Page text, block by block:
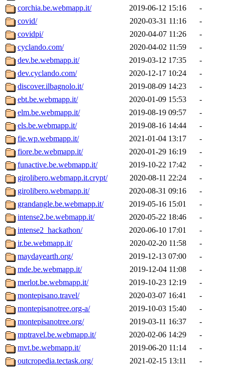
corchia.be.webmapp.it/
2019-06-12 15:16
-
covid/
2020-03-31 11:16
-
covidpi/
2020-04-07 11:26
-
cyclando.com/
2020-04-02 11:59
-
dev.be.webmapp.it/
2019-03-12 17:35
-
dev.cyclando.com/
2020-12-17 10:24
-
discover.ilbagnolo.it/
2019-08-09 14:23
-
ebt.be.webmapp.it/
2020-01-09 15:53
-
elm.be.webmapp.it/
2019-08-19 09:57
-
els.be.webmapp.it/
2019-08-16 14:44
-
fie.wp.webmapp.it/
2021-01-04 13:17
-
fiore.be.webmapp.it/
2020-01-29 16:19
-
funactive.be.webmapp.it/
2019-10-22 17:42
-
girolibero.webmapp.it.crypt/
2020-08-11 22:24
-
girolibero.webmapp.it/
2020-08-31 09:16
-
grandangle.be.webmapp.it/
2019-05-16 15:01
-
intense2.be.webmapp.it/
2020-05-22 18:46
-
intense2_hackathon/
2020-06-10 17:01
-
ir.be.webmapp.it/
2020-02-20 11:58
-
maydayearth.org/
2019-12-13 07:00
-
mde.be.webmapp.it/
2019-12-04 11:08
-
merlot.be.webmapp.it/
2019-10-23 12:19
-
montepisano.travel/
2020-03-07 16:41
-
montepisanotree.org-a/
2019-10-03 15:40
-
montepisanotree.org/
2019-03-11 16:37
-
mptravel.be.webmapp.it/
2020-02-06 14:29
-
mvt.be.webmapp.it/
2019-06-20 11:14
-
outcropedia.tectask.org/
2021-02-15 13:11
-